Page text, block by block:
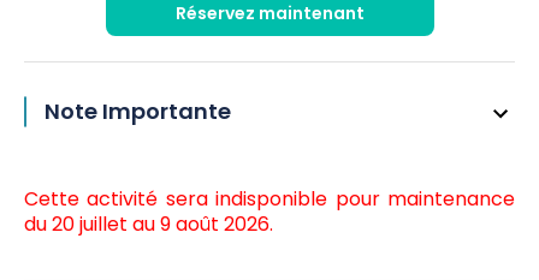
Réservez maintenant
Note Importante
Cette activité sera indisponible pour maintenance
du 20 juillet au 9 août 2026.